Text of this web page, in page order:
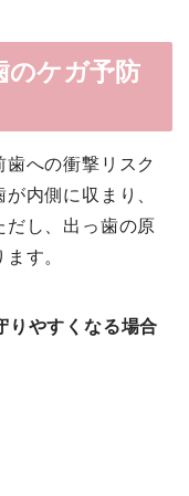
のケガ予防
への衝撃リスク
内側に収まり、
だし、出っ歯の原
す。
りやすくなる場合